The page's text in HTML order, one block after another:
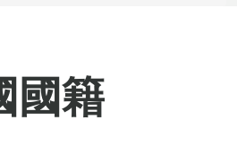
國籍